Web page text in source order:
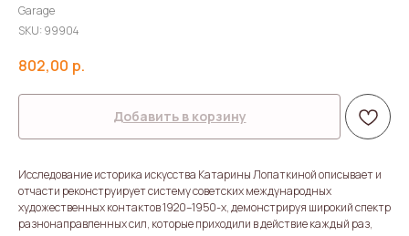
Garage
SKU: 99904
802,00 р.
Добавить в корзину
Исследование историка искусства Катарины Лопаткиной описывает и
отчасти реконструирует систему советских международных
художественных контактов 1920–1950-х, демонстрируя широкий спектр
разнонаправленных сил, которые приходили в действие каждый раз,